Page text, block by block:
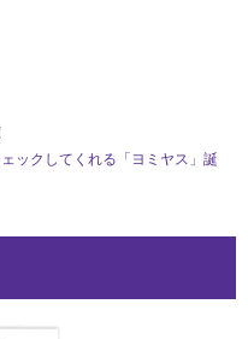
ックしてくれる「ヨミヤス」誕